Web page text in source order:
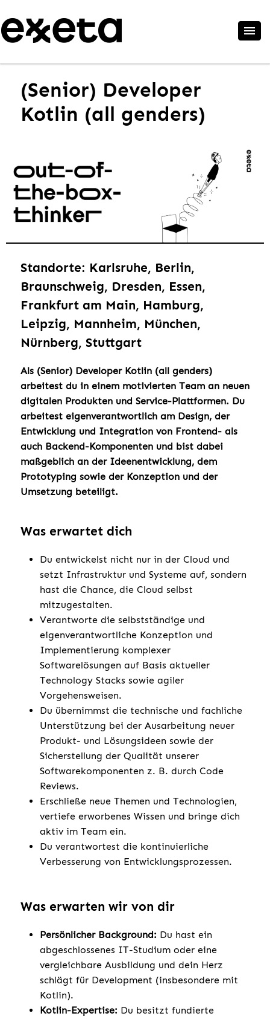
(Senior) Developer
Kotlin (all genders)
Standorte: Karlsruhe, Berlin,
Braunschweig, Dresden, Essen,
Frankfurt am Main, Hamburg,
Leipzig, Mannheim, München,
Nürnberg, Stuttgart
Als (Senior) Developer Kotlin (all genders)
arbeitest du in einem motivierten Team an neuen
digitalen Produkten und Service-Plattformen. Du
arbeitest eigenverantwortlich am Design, der
Entwicklung und Integration von Frontend- als
auch Backend-Komponenten und bist dabei
maßgeblich an der Ideenentwicklung, dem
Prototyping sowie der Konzeption und der
Umsetzung beteiligt.
Was erwartet dich
Du entwickelst nicht nur in der Cloud und
setzt Infrastruktur und Systeme auf, sondern
hast die Chance, die Cloud selbst
mitzugestalten.
Verantworte die selbstständige und
eigenverantwortliche Konzeption und
Implementierung komplexer
Softwarelösungen auf Basis aktueller
Technology Stacks sowie agiler
Vorgehensweisen.
Du übernimmst die technische und fachliche
Unterstützung bei der Ausarbeitung neuer
Produkt- und Lösungsideen sowie der
Sicherstellung der Qualität unserer
Softwarekomponenten z. B. durch Code
Reviews.
Erschließe neue Themen und Technologien,
vertiefe erworbenes Wissen und bringe dich
aktiv im Team ein.
Du verantwortest die kontinuierliche
Verbesserung von Entwicklungsprozessen.
Was erwarten wir von dir
Persönlicher Background: Du hast ein
abgeschlossenes IT-Studium oder eine
vergleichbare Ausbildung und dein Herz
schlägt für Development (insbesondere mit
Kotlin).
Kotlin-Expertise: Du besitzt fundierte